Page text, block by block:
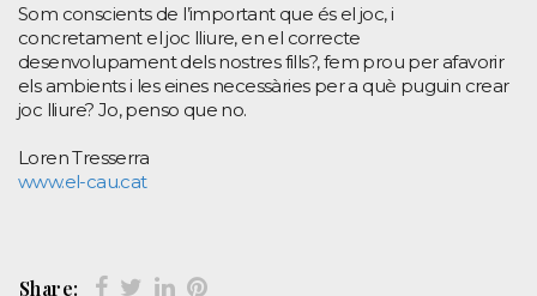
Som conscients de l’important que és el joc, i
concretament el joc lliure, en el correcte
desenvolupament dels nostres fills?, fem prou per afavorir
els ambients i les eines necessàries per a què puguin crear
joc lliure? Jo, penso que no.
Loren Tresserra
www.el-cau.cat
Share: